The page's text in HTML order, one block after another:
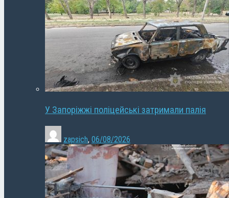
У Запоріжжі поліцейські затримали палія
zapsich, 06/08/2026